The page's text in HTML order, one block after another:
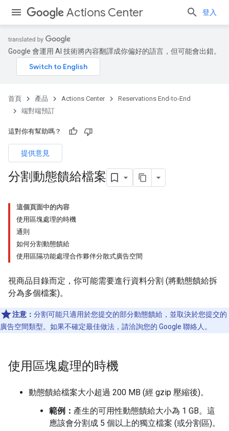
Actions Center 登入
Google 會運用 AI 技術將內容翻譯成你偏好的語言，但可能會出錯。
首頁 產品 Actions Center
Reservations End-to-End
端對端預訂
這對你有幫助嗎？
提供意見
分割動態饋給檔案
這個頁面中的內容
使用區塊處理的時機
通則
如何分割動態饋給
使用區隔功能處理合作夥伴分散式廣告空間
視商品目錄而定，你可能需要進行資料分割 (將動態饋給拆
分為多個檔案)。
注意： 分割可能只適用於您提交的部分動態饋給，並取決於您提交的
廣告空間類型。如果不確定最佳做法，請洽詢您的 Google 聯絡人。
使用區塊處理的時機
動態饋給檔案大小超過 200 MB (經 gzip 壓縮後)。
範例： 產生的可用性動態饋給大小為 1 GB。這
應該會分割成 5 個以上的獨立檔案 (或分割區)。